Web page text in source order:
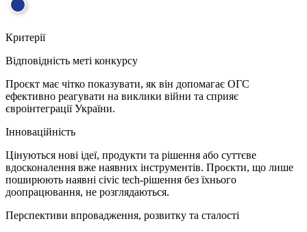
Критерії
Відповідність меті конкурсу
Проєкт має чітко показувати, як він допомагає ОГС
ефективно реагувати на виклики війни та сприяє
євроінтеграції України.
Інноваційність
Цінуються нові ідеї, продукти та рішення або суттєве
вдосконалення вже наявних інструментів. Проєкти, що лише
поширюють наявні civic tech-рішення без їхнього
доопрацювання, не розглядаються.
Перспективи впровадження, розвитку та сталості